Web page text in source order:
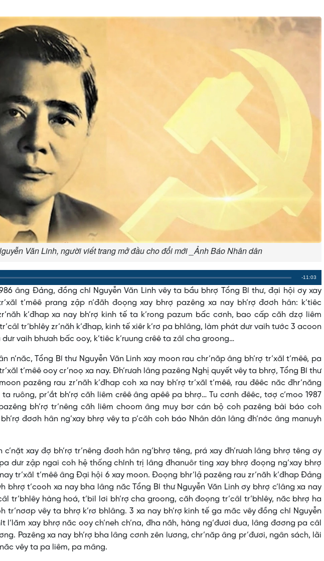
Văn Linh, người viết trang mở đầu cho đổi mới _Ảnh Báo Nhân dân
Remaining
Time
-11:03
âng Đảng, đồng chí Nguyễn Văn Linh vêy ta bầu bhrợ Tổng Bí thư, đại hội ơy xay
t’mêê prang zập n’đăh đoọng xay bhrợ pazêng xa nay bh’rợ đơơh hân: k’tiêc
k’đhap xa nay bh’rợ kinh tế ta k’rong pazum bấc cơnh, bao cấp căh dzợ liêm
tr’bhlêy zr’năh k’đhap, kinh tế xiêr k’rơ pa bhlâng, làm phát dưr vaih tước 3 acoon
dưr vaih bhưah bấc ooy, k’tiêc k’ruung crêê ta zâl cha groong…
n’năc, Tổng Bí thư Nguyễn Văn Linh xay moon rau chr’năp âng bh’rợ tr’xăl t’mêê, pa
t’mêê ooy cr’noọ xa nay. Đh’rưah lâng pazêng Nghị quyết vêy ta bhrợ, Tổng Bí thư
pazêng rau zr’năh k’đhap coh xa nay bh’rợ tr’xăl t’mêê, rau đêêc năc đhr’năng
ruông, pr’ắt bh’rợ căh liêm crêê âng apêê pa bhrợ… Tu cơnh đêêc, tơợ c’moo 1987
bh’rợ tr’nêng căh liêm choom âng muy bơr cán bộ coh pazêng bài báo coh
đơơh hân ng’xay bhrợ vêy ta p’căh coh báo Nhân dân lâng đh’nớc âng manuyh
c’nặt xay đợ bh’rợ tr’nêng đơơh hân ng’bhrợ têng, prá xay đh’rưah lâng bhrợ têng ơy
dưr zập ngai coh hệ thống chính trị lâng đhanuôr ting xay bhrợ đoọng ng’xay bhrợ
tr’xăl t’mêê âng Đại hội 6 xay moon. Đoọng bhr’lậ pazêng rau zr’năh k’đhap Đảng
bhrợ t’cooh xa nay bha lâng năc Tổng Bí thư Nguyễn Văn Linh ơy bhrợ c’lâng xa nay
tr’bhlêy hàng hoá, t’bil lơi bh’rợ cha groong, căh đoọng tr’câl tr’bhlêy, năc bhrợ ha
tr’nơơp vêy ta bhrợ k’rơ bhlâng. 3 xa nay bh’rợ kinh tế ga măc vêy đồng chí Nguyễn
l’lăm xay bhrợ năc ooy ch’neh ch’na, đha năh, hàng ng’đươi dua, lâng đơơng pa câl
Pazêng xa nay bh’rợ bha lâng cơnh zên lương, chr’năp âng pr’đươi, ngân sách, lãi
vêy ta pa liêm, pa mâng.